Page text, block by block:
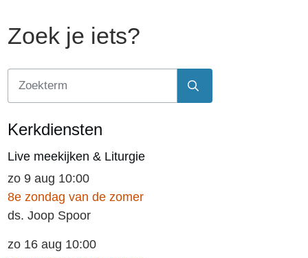
Zoek je iets?
Kerkdiensten
Live meekijken & Liturgie
zo 9 aug 10:00
8e zondag van de zomer
ds. Joop Spoor
zo 16 aug 10:00